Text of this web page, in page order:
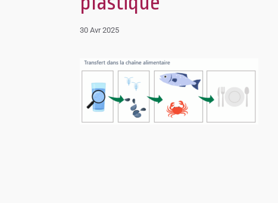
30 Avr 2025